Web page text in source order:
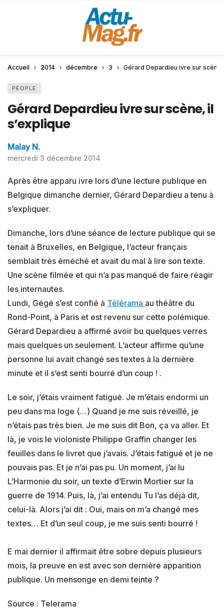
Accueil 2014 décembre 3 Gérard Depardieu ivre sur scène,
PEOPLE
Gérard Depardieu ivre sur scène, il
s’explique
Malay N.
mercredi 3 décembre 2014
Après être apparu ivre lors d’une lecture publique en
Belgique dimanche dernier, Gérard Depardieu a tenu à
s’expliquer.
Dimanche, lors d’une séance de lecture publique qui se
tenait à Bruxelles, en Belgique, l’acteur français
semblait très éméché et avait du mal à lire son texte.
Une scène filmée et qui n’a pas manqué de faire réagir
les internautes.
Lundi, Gégé s’est confié à Télérama au théâtre du
Rond-Point, à Paris et est revenu sur cette polémique.
Gérard Depardieu a affirmé avoir bu quelques verres
mais quelques un seulement. L’acteur affirme qu’une
personne lui avait changé ses textes à la dernière
minute et il s’est senti bourré d’un coup ! .
Le soir, j’étais vraiment fatigué. Je m’étais endormi un
peu dans ma loge (…) Quand je me suis réveillé, je
n’étais pas très bien. Je me suis dit Bon, ça va aller. Et
là, je vois le violoniste Philippe Graffin changer les
feuilles dans le livret que j’avais. J’étais fatigué et je ne
pouvais pas. Et je n’ai pas pu. Un moment, j’ai lu
L’Harmonie du soir, un texte d’Erwin Mortier sur la
guerre de 1914. Puis, là, j’ai entendu Tu l’as déjà dit,
celui-là. Alors j’ai dit : Oui, mais on m’a changé mes
textes… Et d’un seul coup, je me suis senti bourré !
E mai dernier il affirmait être sobre depuis plusieurs
mois, la preuve en est avec son dernière apparition
publique. Un mensonge en demi teinte ?
Source : Telerama